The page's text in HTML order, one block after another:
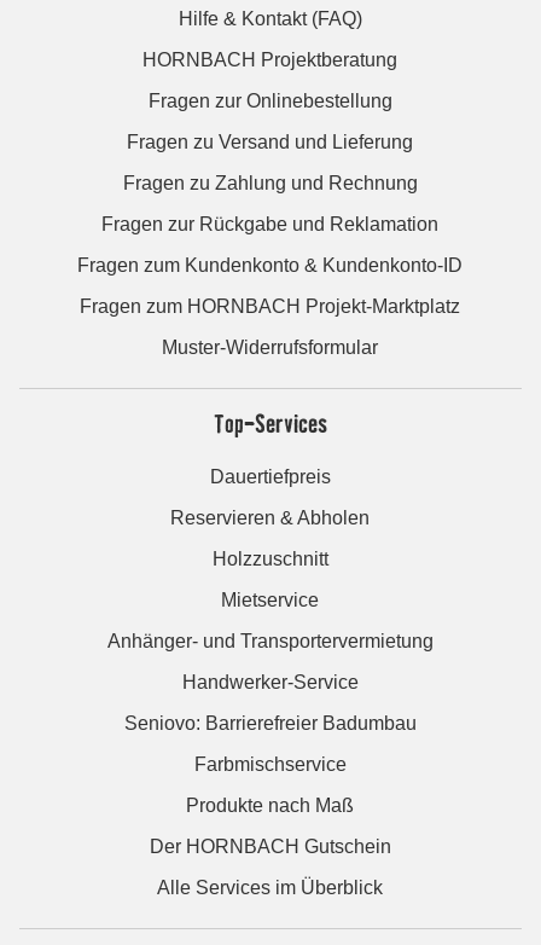
Hilfe & Kontakt (FAQ)
HORNBACH Projektberatung
Fragen zur Onlinebestellung
Fragen zu Versand und Lieferung
Fragen zu Zahlung und Rechnung
Fragen zur Rückgabe und Reklamation
Fragen zum Kundenkonto & Kundenkonto-ID
Fragen zum HORNBACH Projekt-Marktplatz
Muster-Widerrufsformular
Top-Services
Dauertiefpreis
Reservieren & Abholen
Holzzuschnitt
Mietservice
Anhänger- und Transportervermietung
Handwerker-Service
Seniovo: Barrierefreier Badumbau
Farbmischservice
Produkte nach Maß
Der HORNBACH Gutschein
Alle Services im Überblick